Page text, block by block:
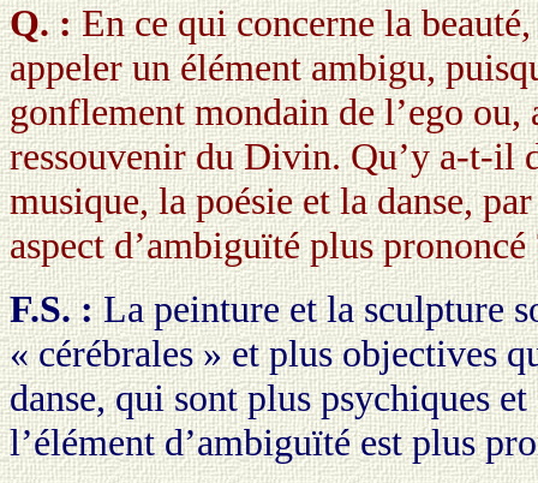
Q. :En ce qui concerne la
appeler un élément ambigu,
gonflement mondain de l’ego ou,
ressouvenir du Divin. Qu’y a-t-il
musique, la poésie et la danse,
aspect d’ambiguïté plus prononcé
F.S. :La peinture et la sculpture
« cérébrales » et plus objectives
danse, qui sont plus psychiques
l’élément d’ambiguïté est plus